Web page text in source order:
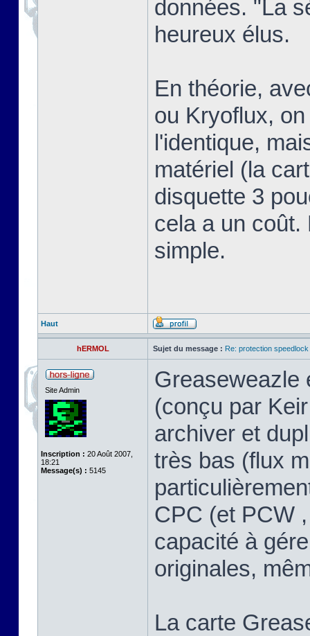
données. "La
heureux élus.
En théorie,
ou Kryoflux,
l'identique,
matériel (la
disquette 3
cela a un coût.
simple.
Haut
hERMOL Sujet du message : Re: protection
Site Admin
Inscription : 20 Août 2007,
18:21
Message(s) : 5145
Greaseweazle
(conçu par
archiver et
très bas (flux
CPC (et PCW
capacité à
originales,
La carte